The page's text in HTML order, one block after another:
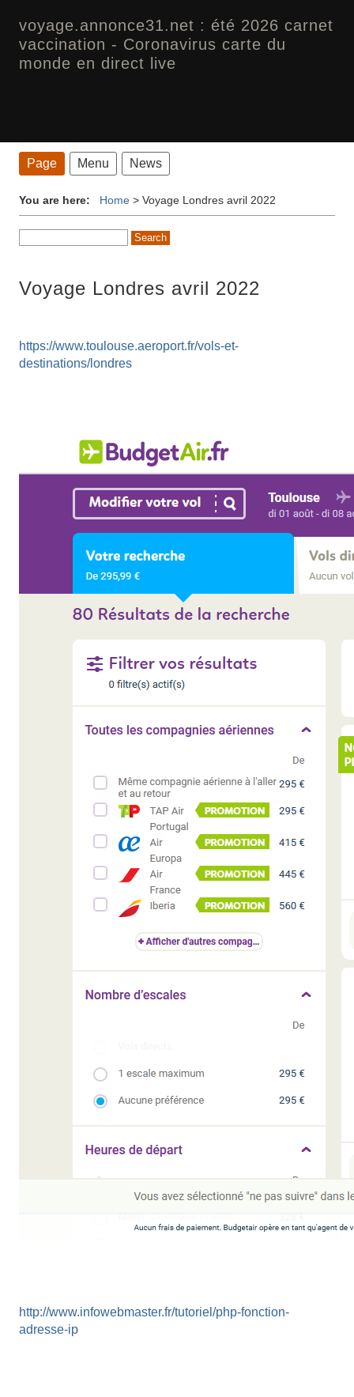
voyage.annonce31.net : été 2026 carnet
vaccination - Coronavirus carte du
monde en direct live
Page Menu News
You are here: Home > Voyage Londres avril 2022
Voyage Londres avril 2022
https://www.toulouse.aeroport.fr/vols-et-
destinations/londres
http://www.infowebmaster.fr/tutoriel/php-fonction-
adresse-ip